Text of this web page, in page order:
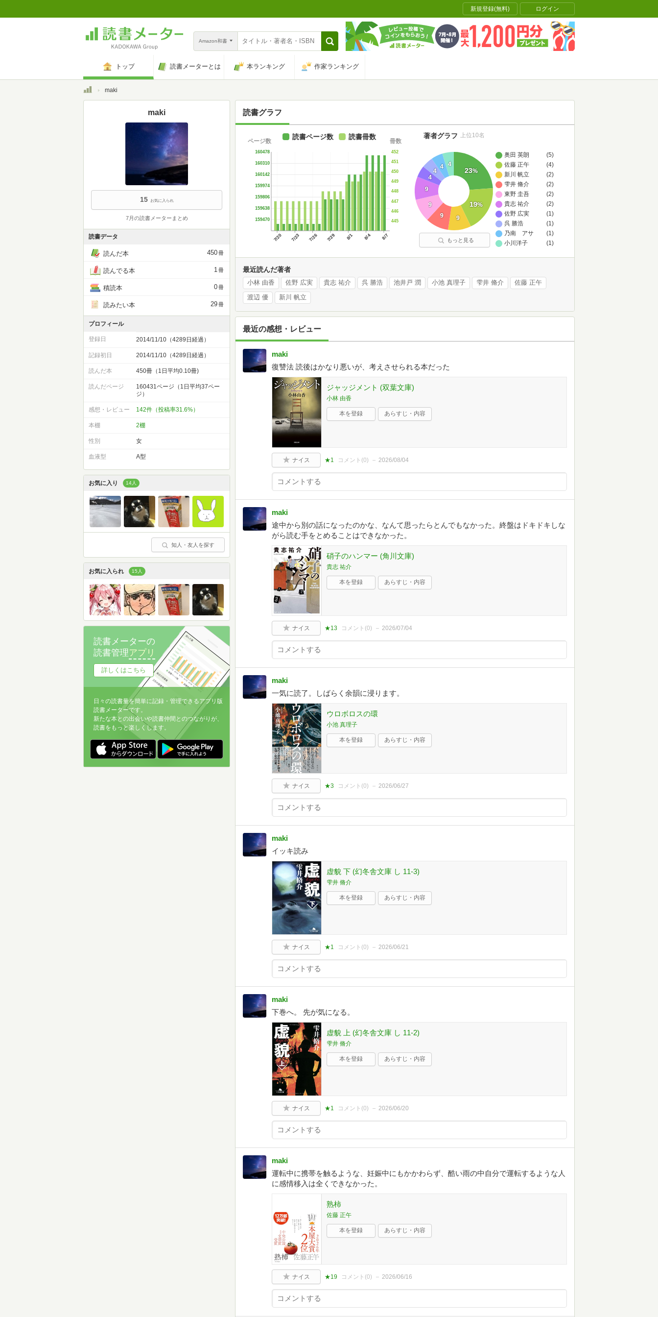
新規登録(無料) ログイン
Amazon和書
トップ 読書メーターとは 本ランキング 作家ランキング
トップmaki
読書グラフ
7/20 7/23 7/26 7/29 8/1 8/4 8/7
159470
159638
159806
159974
160142
160310
160478
ページ数
445
446
447
448
449
450
451
452
冊数
読書ページ数 読書冊数
奥田 英朗
(5)
佐藤 正午
(4)
新川 帆立
(2)
雫井 脩介
(2)
東野 圭吾
(2)
貴志 祐介
(2)
佐野 広実
(1)
呉 勝浩
(1)
乃南 アサ
(1)
小川洋子
(1)
23%
19%
9
9
9
9
4
4
4 4
著者グラフ 上位10名
もっと見る
最近読んだ著者
小林 由香 佐野 広実 貴志 祐介 呉 勝浩 池井戸 潤 小池 真理子 雫井 脩介 佐藤 正午
渡辺 優 新川 帆立
最近の感想・レビュー
maki
復讐法 読後はかなり悪いが、考えさせられる本だった
ジャッジメント (双葉文庫)
小林 由香
本を登録 あらすじ・内容
ナイス ★1 コメント(0) 2026/08/04
maki
途中から別の話になったのかな、なんて思ったらとんでもなかった。終盤はドキドキしな
がら読む手をとめることはできなかった。
硝子のハンマー (角川文庫)
貴志 祐介
本を登録 あらすじ・内容
ナイス ★13 コメント(0) 2026/07/04
maki
一気に読了。しばらく余韻に浸ります。
ウロボロスの環
小池 真理子
本を登録 あらすじ・内容
ナイス ★3 コメント(0) 2026/06/27
maki
イッキ読み
虚貌 下 (幻冬舎文庫 し 11-3)
雫井 脩介
本を登録 あらすじ・内容
ナイス ★1 コメント(0) 2026/06/21
maki
下巻へ。 先が気になる。
虚貌 上 (幻冬舎文庫 し 11-2)
雫井 脩介
本を登録 あらすじ・内容
ナイス ★1 コメント(0) 2026/06/20
maki
運転中に携帯を触るような、妊娠中にもかかわらず、酷い雨の中自分で運転するような人
に感情移入は全くできなかった。
熟柿
佐藤 正午
本を登録 あらすじ・内容
ナイス ★19 コメント(0) 2026/06/16
maki
15 お気に入られ
7月の読書メーターまとめ
読書データ
読んだ本 450冊
読んでる本 1冊
積読本 0冊
読みたい本 29冊
プロフィール
登録日 2014/11/10（4289日経過）
記録初日 2014/11/10（4289日経過）
読んだ本 450冊（1日平均0.10冊)
読んだページ
160431ページ（1日平均37ペー
ジ）
感想・レビュー 142件（投稿率31.6%）
本棚 2棚
性別 女
血液型 A型
お気に入り 14人
知人・友人を探す
お気に入られ 15人
読書メーターの
読書管理アプリ
詳しくはこちら
日々の読書量を簡単に記録・管理できるアプリ版
読書メーターです。
新たな本との出会いや読書仲間とのつながりが、
読書をもっと楽しくします。